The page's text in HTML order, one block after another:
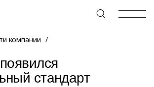
+7 (495) 967-80-80
компании /
стандарт